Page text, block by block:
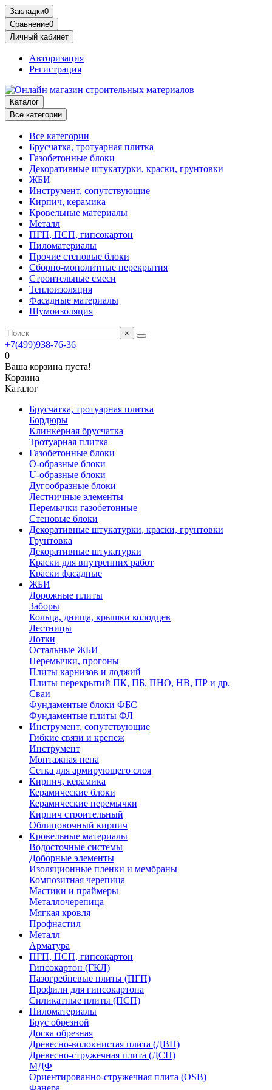
Закладки0
Сравнение0
Личный кабинет
Авторизация
Регистрация
Каталог
Все категории
Все категории
Брусчатка, тротуарная плитка
Газобетонные блоки
Декоративные штукатурки, краски, грунтовки
ЖБИ
Инструмент, сопутствующие
Кирпич, керамика
Кровельные материалы
Металл
ПГП, ПСП, гипсокартон
Пиломатериалы
Прочие стеновые блоки
Сборно-монолитные перекрытия
Строительные смеси
Теплоизоляция
Фасадные материалы
Шумоизоляция
×
+7(499)938-76-36
0
Ваша корзина пуста!
Корзина
Каталог
Брусчатка, тротуарная плитка
Бордюры
Клинкерная брусчатка
Тротуарная плитка
Газобетонные блоки
O-образные блоки
U-образные блоки
Дугообразные блоки
Лестничные элементы
Перемычки газобетонные
Стеновые блоки
Декоративные штукатурки, краски, грунтовки
Грунтовка
Декоративные штукатурки
Краски для внутренних работ
Краски фасадные
ЖБИ
Дорожные плиты
Заборы
Кольца, днища, крышки колодцев
Лестницы
Лотки
Остальные ЖБИ
Перемычки, прогоны
Плиты карнизов и лоджий
Плиты перекрытий ПК, ПБ, ПНО, НВ, ПР и др.
Сваи
Фундаментые блоки ФБС
Фундаментые плиты ФЛ
Инструмент, сопутствующие
Гибкие связи и крепеж
Инструмент
Монтажная пена
Сетка для армирующего слоя
Кирпич, керамика
Керамические блоки
Керамические перемычки
Кирпич строительный
Облицовочный кирпич
Кровельные материалы
Водосточные системы
Доборные элементы
Изоляционные пленки и мембраны
Композитная черепица
Мастики и праймеры
Металлочерепица
Мягкая кровля
Профнастил
Металл
Арматура
ПГП, ПСП, гипсокартон
Гипсокартон (ГКЛ)
Пазогребневые плиты (ПГП)
Профили для гипсокартона
Силикатные плиты (ПСП)
Пиломатериалы
Брус обрезной
Доска обрезная
Древесно-волокнистая плита (ДВП)
Древесно-стружечная плита (ДСП)
МДФ
Ориентированно-стружечная плита (OSB)
Фанера